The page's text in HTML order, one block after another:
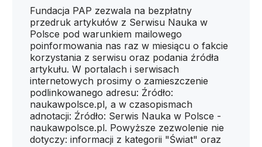
Fundacja PAP zezwala na bezpłatny
przedruk artykułów z Serwisu Nauka w
Polsce pod warunkiem mailowego
poinformowania nas raz w miesiącu o fakcie
korzystania z serwisu oraz podania źródła
artykułu. W portalach i serwisach
internetowych prosimy o zamieszczenie
podlinkowanego adresu: Źródło:
naukawpolsce.pl, a w czasopismach
adnotacji: Źródło: Serwis Nauka w Polsce -
naukawpolsce.pl. Powyższe zezwolenie nie
dotyczy: informacji z kategorii "Świat" oraz